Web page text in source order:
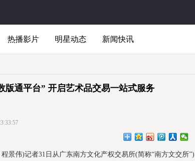
热播影片 明星动态 新闻快讯
版通平台” 开启艺术品交易一站式服务
伟)记者31日从广东南方文化产权交易所(简称“南方文交所”)